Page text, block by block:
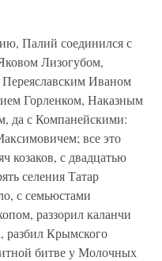
Палий соединился с
Лизогубом,
Иваном
Горленком, Наказным
да с Компанейскими:
все это
козаков, с двадцатью
селения Татар
с семьюстами
раззорил каланчи
разбил Крымского
битве у Молочных